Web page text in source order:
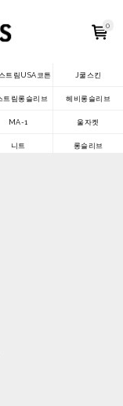
0
트림USA코튼 J쿨스킨
트림롱슬리브 헤비롱슬리브
MA-1 울자켓
니트 롱슬리브